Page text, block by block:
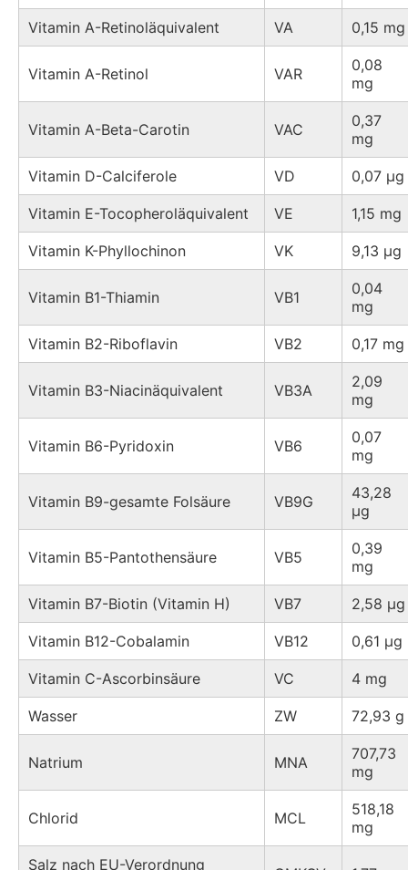
Vitamin A-Retinoläquivalent VA 0,15 mg
Vitamin A-Retinol VAR
0,08
mg
Vitamin A-Beta-Carotin VAC
0,37
mg
Vitamin D-Calciferole VD 0,07 µg
Vitamin E-Tocopheroläquivalent VE 1,15 mg
Vitamin K-Phyllochinon VK 9,13 µg
Vitamin B1-Thiamin VB1
0,04
mg
Vitamin B2-Riboflavin VB2 0,17 mg
Vitamin B3-Niacinäquivalent VB3A
2,09
mg
Vitamin B6-Pyridoxin VB6
0,07
mg
Vitamin B9-gesamte Folsäure VB9G
43,28
µg
Vitamin B5-Pantothensäure VB5
0,39
mg
Vitamin B7-Biotin (Vitamin H) VB7 2,58 µg
Vitamin B12-Cobalamin VB12 0,61 µg
Vitamin C-Ascorbinsäure VC 4 mg
Wasser ZW 72,93 g
Natrium MNA
707,73
mg
Chlorid MCL
518,18
mg
Salz nach EU-Verordnung